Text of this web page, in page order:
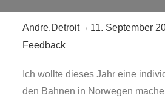
Andre.Detroit 11. September
Feedback
Ich wollte dieses Jahr eine
den Bahnen in Norwegen